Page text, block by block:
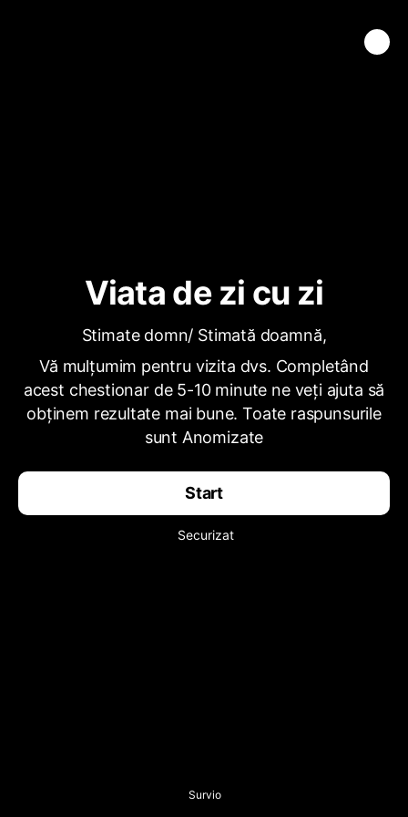
Viata de zi cu zi
Stimate domn/ Stimată doamnă,
Vă mulțumim pentru vizita dvs. Completând
acest chestionar de 5-10 minute ne veți ajuta să
obținem rezultate mai bune. Toate raspunsurile
sunt Anomizate
Start
Securizat
Survio